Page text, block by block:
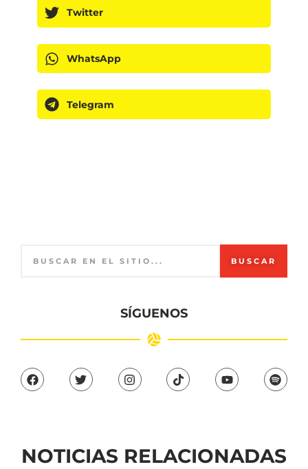
Twitter
WhatsApp
Telegram
BUSCAR
SÍGUENOS
NOTICIAS RELACIONADAS